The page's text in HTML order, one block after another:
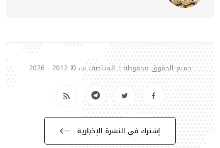
جميع الحقوق محفوظة لـ المنتصف نت © 2012 - 2026
إشترك في النشرة الإخبارية